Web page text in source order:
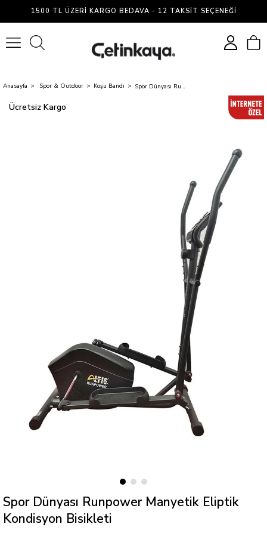
1500 TL ÜZERI KARGO BEDAVA - 12 TAKSIT SEÇENEĞI
Anasayfa Spor & Outdoor Koşu Bandı Spor Dünyası Runpower Manyetik Eliptik Kondisyon Bisikleti
Ücretsiz Kargo
Spor Dünyası Runpower Manyetik Eliptik
Kondisyon Bisikleti